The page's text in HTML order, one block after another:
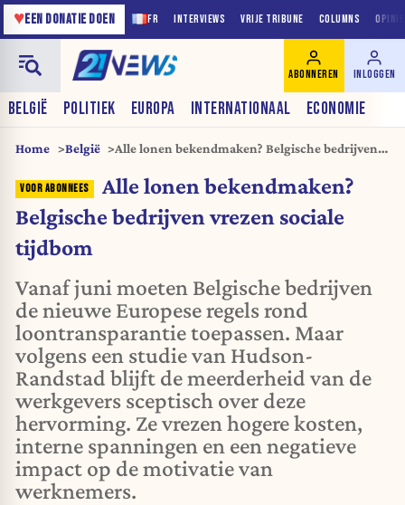
FR INTERVIEWS VRIJE TRIBUNE COLUMNS
♥EEN DONATIE DOEN
BELGIË POLITIEK EUROPA INTERNATIONAAL ECONOMIE
ABONNEREN INLOGGEN
Home België
Alle lonen bekendmaken? Belgische bedrijven
Alle lonen bekendmaken?
Belgische bedrijven vrezen sociale
tijdbom
Vanaf juni moeten Belgische bedrijven
de nieuwe Europese regels rond
loontransparantie toepassen. Maar
volgens een studie van Hudson-
Randstad blijft de meerderheid van de
werkgevers sceptisch over deze
hervorming. Ze vrezen hogere kosten,
interne spanningen en een negatieve
impact op de motivatie van
werknemers.